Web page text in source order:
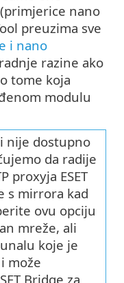
nano
preuzima sve
i nano
razine ako
tome koja
modulu
nije dostupno
da radije
proxyja ESET
s mirrora kad
ovu opciju
mreže, ali
koje je
može
Bridge za